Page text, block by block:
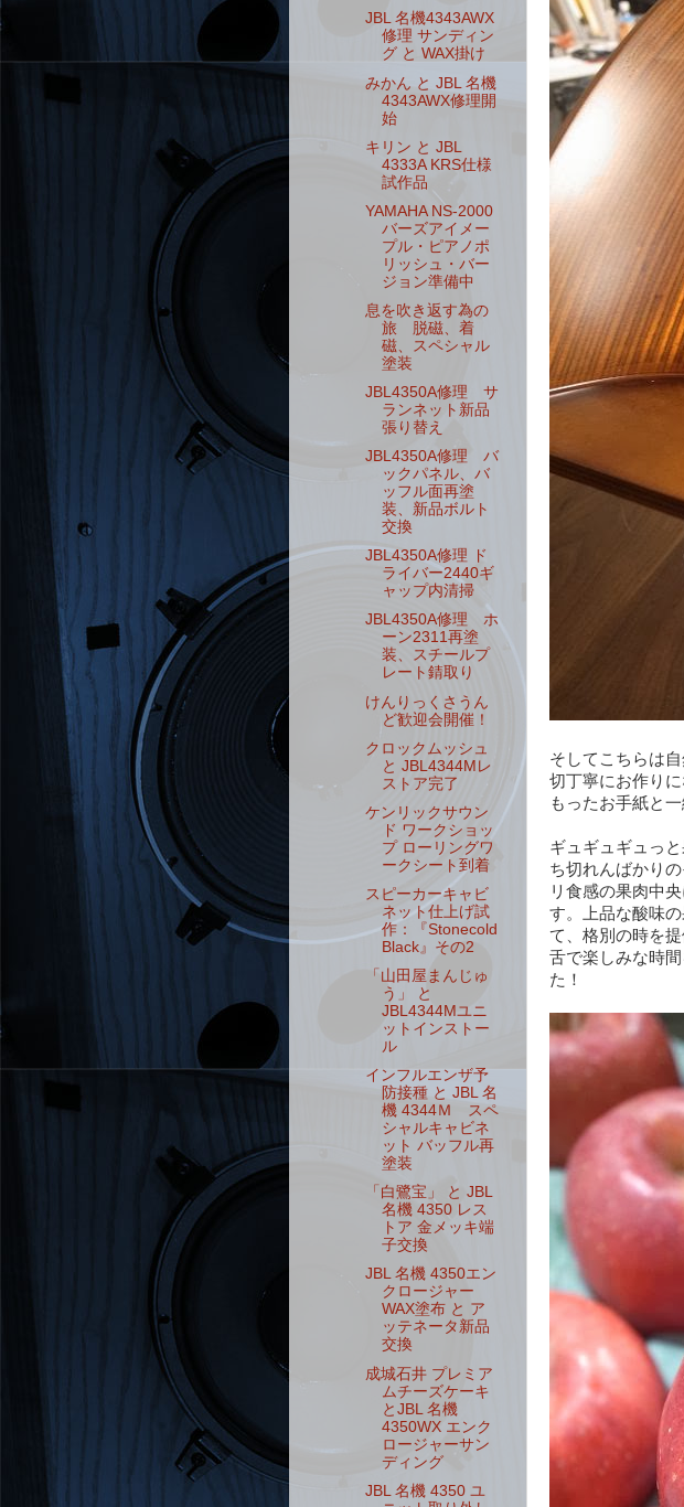
そしてこちらは
切丁寧にお作り
もったお手紙と
ギュギュギュっ
ち切れんばかり
リ食感の果肉中
す。上品な酸味
て、格別の時を
舌で楽しみな時
た！
JBL 名機4343AWX
修理 サンディン
グ と WAX掛け
みかん と JBL 名機
4343AWX修理開
始
キリン と JBL
4333A KRS仕様
試作品
YAMAHA NS-2000
バーズアイメー
プル・ピアノポ
リッシュ・バー
ジョン準備中
息を吹き返す為の
旅 脱磁、着
磁、スペシャル
塗装
JBL4350A修理 サ
ランネット新品
張り替え
JBL4350A修理 バ
ックパネル、バ
ッフル面再塗
装、新品ボルト
交換
JBL4350A修理 ド
ライバー2440ギ
ャップ内清掃
JBL4350A修理 ホ
ーン2311再塗
装、スチールプ
レート錆取り
けんりっくさうん
ど歓迎会開催！
クロックムッシュ
と JBL4344Mレ
ストア完了
ケンリックサウン
ド ワークショッ
プ ローリングワ
ークシート到着
スピーカーキャビ
ネット仕上げ試
作：『Stonecold
Black』その2
「山田屋まんじゅ
う」 と
JBL4344Mユニ
ットインストー
ル
インフルエンザ予
防接種 と JBL 名
機 4344Ｍ スペ
シャルキャビネ
ット バッフル再
塗装
「白鷺宝」 と JBL
名機 4350 レス
トア 金メッキ端
子交換
JBL 名機 4350エン
クロージャー
WAX塗布 と ア
ッテネータ新品
交換
成城石井 プレミア
ムチーズケーキ
とJBL 名機
4350WX エンク
ロージャーサン
ディング
JBL 名機 4350 ユ